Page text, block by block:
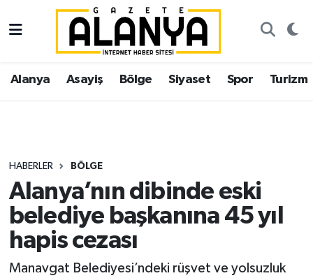
Alanya Asayiş Bölge Siyaset Spor Turizm
HABERLER BÖLGE
Alanya’nın dibinde eski
belediye başkanına 45 yıl
hapis cezası
Manavgat Belediyesi’ndeki rüşvet ve yolsuzluk
Alanya
Asayiş
Siyaset
Spor
Turizm
Ekonomi
İstanbul Nöbetçi Eczaneler
İstanbul Hava Durumu
Süper Lig Puan Durumu ve Fikstür
Tüm Manşetler
Son Dakika Haberleri
Haber Arşivi